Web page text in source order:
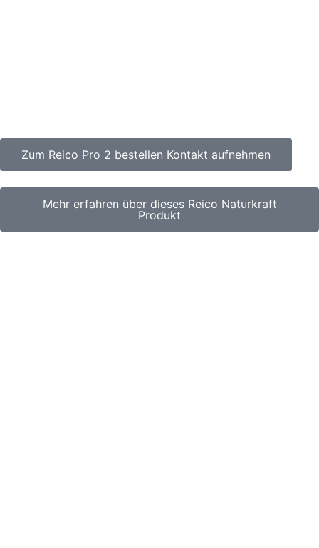
Zum Reico Pro 2 bestellen Kontakt aufnehmen
Mehr erfahren über dieses Reico Naturkraft
Produkt